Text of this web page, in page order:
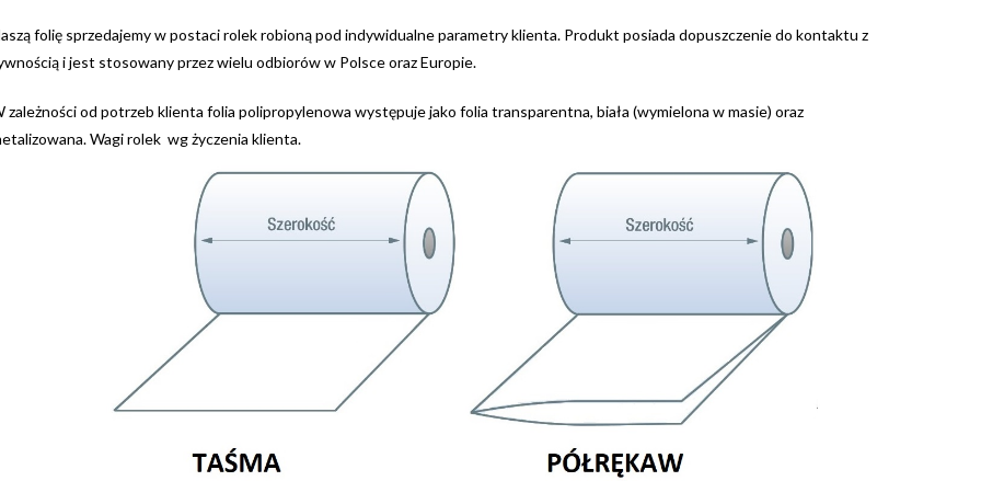
folię sprzedajemy w postaci rolek robioną pod indywidualne parametry klienta. Produkt posiada dopuszczenie do kontaktu z
i jest stosowany przez wielu odbiorów w Polsce oraz Europie.
zależności od potrzeb klienta folia polipropylenowa występuje jako folia transparentna, biała (wymielona w masie) oraz
Wagi rolek wg życzenia klienta.